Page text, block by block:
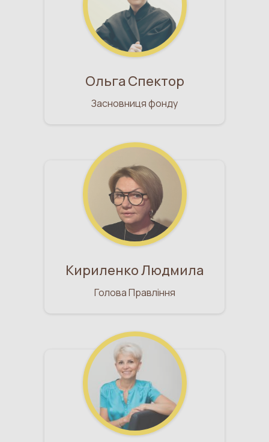
Ольга Спектор
Засновниця фонду
Кириленко Людмила
Голова Правління